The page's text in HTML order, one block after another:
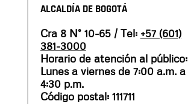
ALCALDÍA DE BOGOTÁ
Cra 8 N° 10-65 / Tel: +57 (601)
381-3000
Horario de atención al público:
Lunes a viernes de 7:00 a.m. a
4:30 p.m.
Código postal: 111711